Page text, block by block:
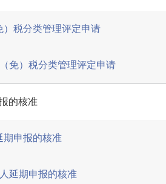
）税分类管理评定申请
免）税分类管理评定申请
的核准
期申报的核准
延期申报的核准